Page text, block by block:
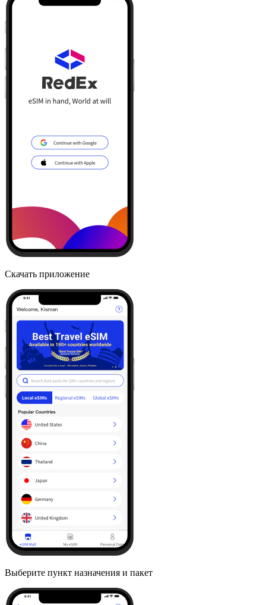
Скачать приложение
Выберите пункт назначения и пакет